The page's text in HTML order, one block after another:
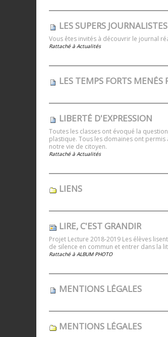
LES SUPERS
Vous êtes invités à découvrir le journal
Rattaché à Actualités
LES TEMPS FORTS MENÉS
LIBERTÉ D'EXPRESSION
Toutes les classes ont évoqué la
plastique. Tous les domaines ont
notre vie de citoyen.
Rattaché à Actualités
LIENS
LIRE, C'EST GRANDIR
Projet Lecture 2018-2019 Les élèves
de silence en commun et entrer dans la
Rattaché à ALBUM PHOTO
MENTIONS LÉGALES
MENTIONS LÉGALES